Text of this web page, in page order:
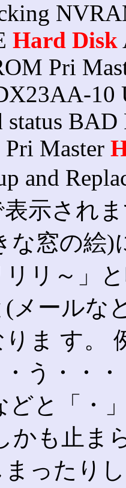
Hard Disk
Pri
10
status
Master
and
示され
な窓の絵
リリ～」
(メールな
ま す。
う・・
どと「・
かも止ま
まったり